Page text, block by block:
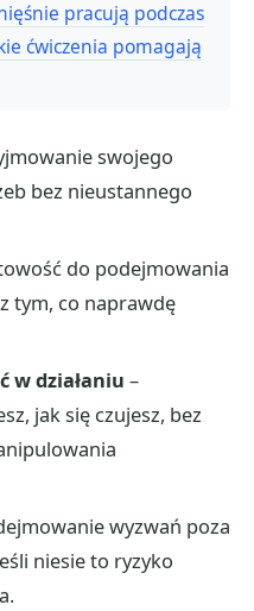
pracują podczas
ćwiczenia pomagają
swojego
bez nieustannego
do podejmowania
tym, co naprawdę
w działaniu –
jak się czujesz, bez
wyzwań poza
niesie to ryzyko